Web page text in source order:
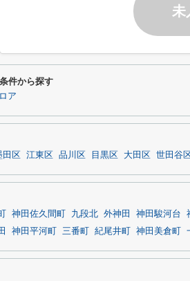
未
件から探す
ア
田区 江東区 品川区 目黒区 大田区 世田谷区
神田佐久間町 九段北 外神田 神田駿河台
神田平河町 三番町 紀尾井町 神田美倉町